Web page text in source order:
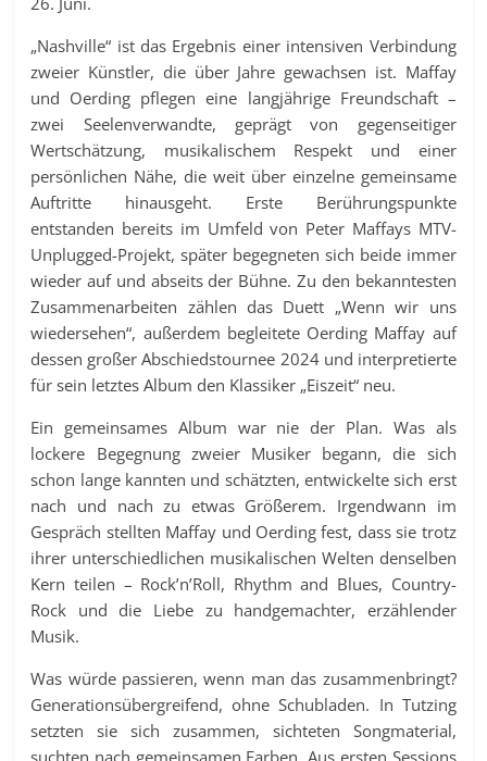
„Nashville“ ist das Ergebnis einer intensiven Verbindung
zweier Künstler, die über Jahre gewachsen ist. Maffay
und Oerding pflegen eine langjährige Freundschaft –
zwei Seelenverwandte, geprägt von gegenseitiger
Wertschätzung, musikalischem Respekt und einer
persönlichen Nähe, die weit über einzelne gemeinsame
Auftritte hinausgeht. Erste Berührungspunkte
entstanden bereits im Umfeld von Peter Maffays MTV-
Unplugged-Projekt, später begegneten sich beide immer
wieder auf und abseits der Bühne. Zu den bekanntesten
Zusammenarbeiten zählen das Duett „Wenn wir uns
wiedersehen“, außerdem begleitete Oerding Maffay auf
dessen großer Abschiedstournee 2024 und interpretierte
für sein letztes Album den Klassiker „Eiszeit“ neu.
Ein gemeinsames Album war nie der Plan. Was als
lockere Begegnung zweier Musiker begann, die sich
schon lange kannten und schätzten, entwickelte sich erst
nach und nach zu etwas Größerem. Irgendwann im
Gespräch stellten Maffay und Oerding fest, dass sie trotz
ihrer unterschiedlichen musikalischen Welten denselben
Kern teilen – Rock’n’Roll, Rhythm and Blues, Country-
Rock und die Liebe zu handgemachter, erzählender
Musik.
Was würde passieren, wenn man das zusammenbringt?
Generationsübergreifend, ohne Schubladen. In Tutzing
setzten sie sich zusammen, sichteten Songmaterial,